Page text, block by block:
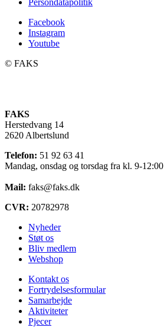
Facebook
Instagram
Youtube
©️ FAKS
FAKS
Herstedvang 14
2620 Albertslund
Telefon: 51 92 63 41
Mandag, onsdag og torsdag fra kl. 9-12:00
Mail: faks@faks.dk
CVR: 20782978
Nyheder
Støt os
Bliv medlem
Webshop
Kontakt os
Fortrydelsesformular
Samarbejde
Aktiviteter
Pjecer